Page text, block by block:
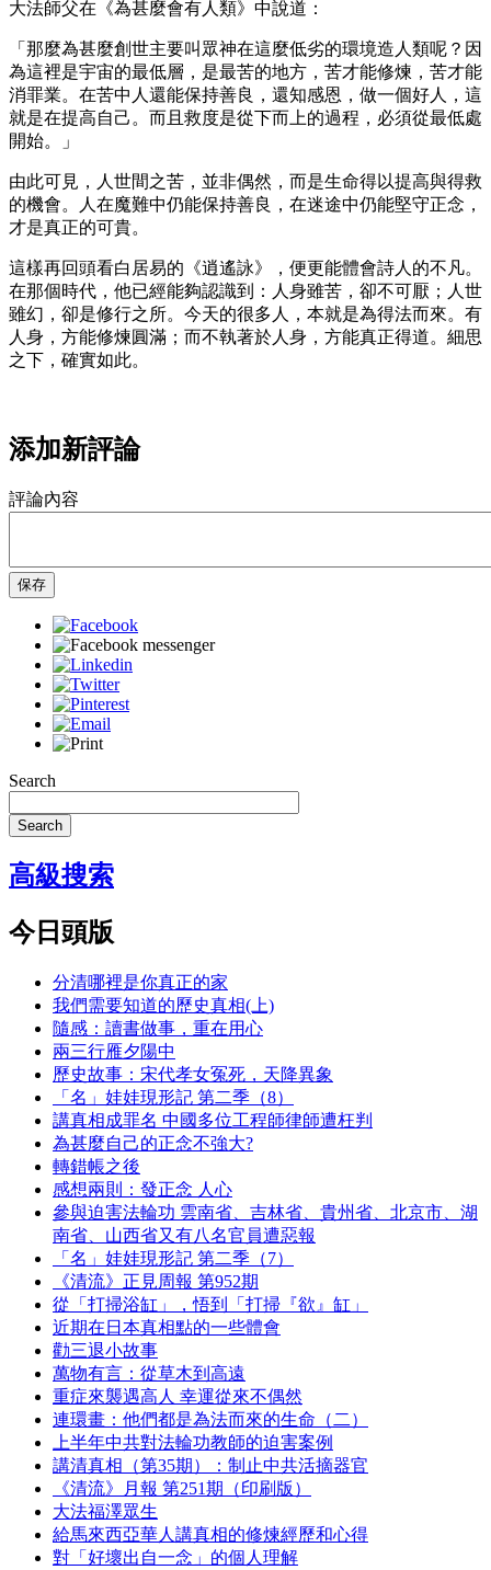
大法師父在《為甚麼會有人類》中說道：
「那麼為甚麼創世主要叫眾神在這麼低劣的環境造人類呢？因
為這裡是宇宙的最低層，是最苦的地方，苦才能修煉，苦才能
消罪業。在苦中人還能保持善良，還知感恩，做一個好人，這
就是在提高自己。而且救度是從下而上的過程，必須從最低處
開始。」
由此可見，人世間之苦，並非偶然，而是生命得以提高與得救
的機會。人在魔難中仍能保持善良，在迷途中仍能堅守正念，
才是真正的可貴。
這樣再回頭看白居易的《逍遙詠》，便更能體會詩人的不凡。
在那個時代，他已經能夠認識到：人身雖苦，卻不可厭；人世
雖幻，卻是修行之所。今天的很多人，本就是為得法而來。有
人身，方能修煉圓滿；而不執著於人身，方能真正得道。細思
之下，確實如此。
添加新評論
評論內容
保存
Search
Search
高級搜索
今日頭版
分清哪裡是你真正的家
我們需要知道的歷史真相(上)
隨感：讀書做事，重在用心
兩三行雁夕陽中
歷史故事：宋代孝女冤死，天降異象
「名」娃娃現形記 第二季（8）
講真相成罪名 中國多位工程師律師遭枉判
為甚麼自己的正念不強大?
轉錯帳之後
感想兩則：發正念 人心
參與迫害法輪功 雲南省、吉林省、貴州省、北京市、湖
南省、山西省又有八名官員遭惡報
「名」娃娃現形記 第二季（7）
《清流》正見周報 第952期
從「打掃浴缸」，悟到「打掃『欲』缸」
近期在日本真相點的一些體會
勸三退小故事
萬物有言：從草木到高遠
重症來襲遇高人 幸運從來不偶然
連環畫：他們都是為法而來的生命（二）
上半年中共對法輪功教師的迫害案例
講清真相（第35期）：制止中共活摘器官
《清流》月報 第251期（印刷版）
大法福澤眾生
給馬來西亞華人講真相的修煉經歷和心得
對「好壞出自一念」的個人理解